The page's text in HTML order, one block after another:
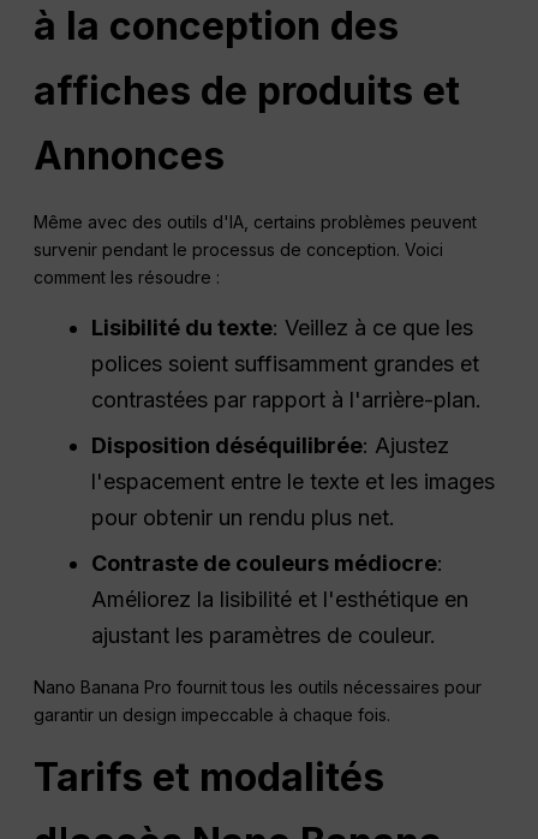
à la conception des
affiches de produits et
Annonces
Même avec des outils d'IA, certains problèmes peuvent
survenir pendant le processus de conception. Voici
comment les résoudre :
Lisibilité du texte: Veillez à ce que les
polices soient suffisamment grandes et
contrastées par rapport à l'arrière-plan.
Disposition déséquilibrée: Ajustez
l'espacement entre le texte et les images
pour obtenir un rendu plus net.
Contraste de couleurs médiocre:
Améliorez la lisibilité et l'esthétique en
ajustant les paramètres de couleur.
Nano Banana Pro fournit tous les outils nécessaires pour
garantir un design impeccable à chaque fois.
Tarifs et modalités